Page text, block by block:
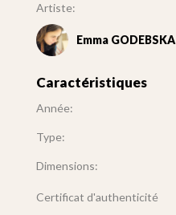
Artiste:
Emma GODEBSKA
Caractéristiques
Année:
Type:
Dimensions:
Certificat d'authenticité